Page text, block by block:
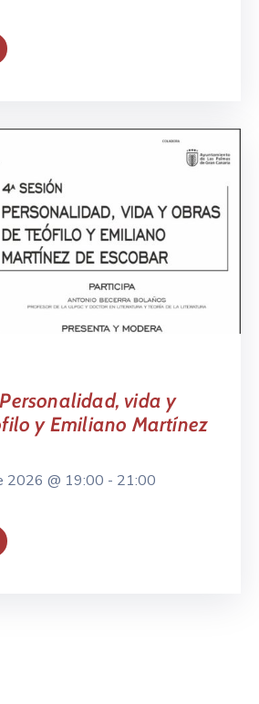
Personalidad, vida y
y Emiliano Martínez
2026 @ 19:00 - 21:00